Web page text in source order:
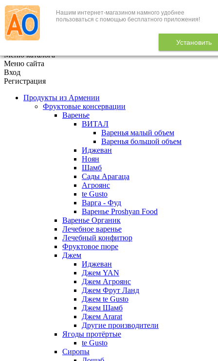
Нашим интернет-магазином намного удобнее
пользоваться с помощью бесплатного приложения!
Установить
+7 (495) 646-888-1
В корзине 0
Меню каталога
Меню сайта
Вход
Регистрация
Продукты из Армении
Фруктовые консервации
Варенье
ВИТАЛ
Варенья малый объем
Варенья большой объем
Иджеван
Ноян
Шамб
Сады Арагаца
Агроянс
te Gusto
Варга - Фуд
Варенье Proshyan Food
Варенье Органик
Лечебное варенье
Лечебный конфитюр
Фруктовое пюре
Джем
Иджеван
Джем YAN
Джем Агроянс
Джем Фрут Ланд
Джем te Gusto
Джем Шамб
Джем Ararat
Другие производители
Ягоды протёртые
te Gusto
Сиропы